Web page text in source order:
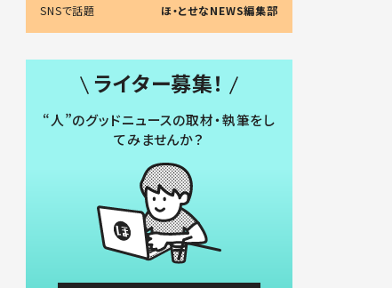
SNSで話題 ほ・とせなNEWS編集部
ライター募集！
“人”のグッドニュースの取材・執筆をし
てみませんか？